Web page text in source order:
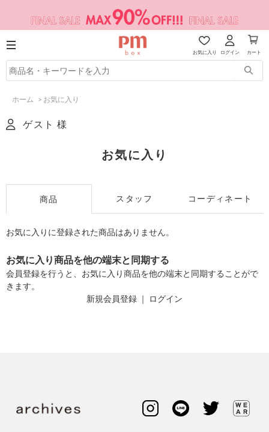
お気に入り ログイン カート
ホーム > お気に入り
ゲスト 様
お気に入り
商品 スタッフ コーディネート
お気に入りに登録された商品はありません。
お気に入り商品を他の端末と同期する
会員登録を行うと、お気に入り商品を他の端末と同期することがで
きます。
新規会員登録 ｜ ログイン